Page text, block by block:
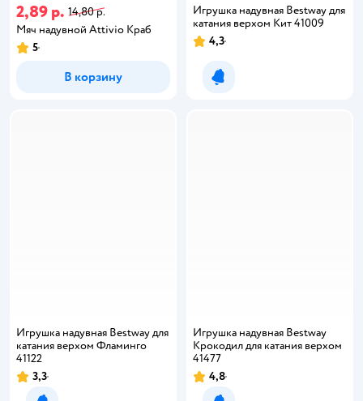
2,89 р. 14,80 р.
Мяч надувной Attivio Краб
5
В корзину
Игрушка надувная Bestway для
катания верхом Кит 41009
4,3
Уведомить о появлении
Игрушка надувная Bestway для
катания верхом Фламинго
41122
3,3
Игрушка надувная Bestway
Крокодил для катания верхом
41477
4,8